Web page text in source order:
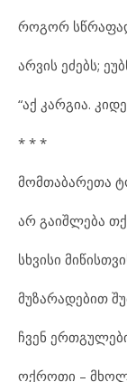
როგორ სწრა
არვის ეძებს; ეუბ
“აქ კარგია. კი
* * *
მომთაბარეთა
არ გაიშლება
სხვისი მიწისთ
მუზარადებით
ჩვენ ერთგულე
ოქროთი – მხო